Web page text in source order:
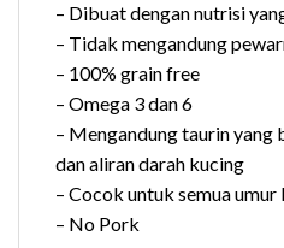
– Dibuat dengan nutrisi
– Tidak mengandung
– 100% grain free
– Omega 3 dan 6
– Mengandung taurin yang
dan aliran darah kucing
– Cocok untuk semua umur
– No Pork